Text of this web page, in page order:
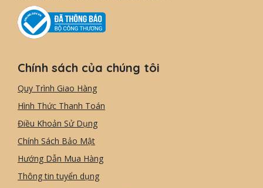
Chính sách của chúng tôi
Quy Trình Giao Hàng
Hình Thức Thanh Toán
Điều Khoản Sử Dụng
Chính Sách Bảo Mật
Hướng Dẫn Mua Hàng
Thông tin tuyển dụng